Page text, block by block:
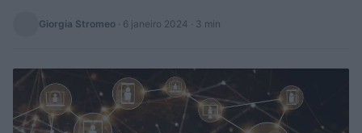
Giorgia Stromeo · 6 janeiro 2024 · 3 min